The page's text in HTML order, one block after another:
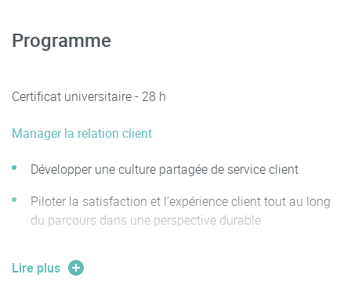
Programme
Certificat universitaire - 28 h
Manager la relation client
Développer une culture partagée de service client
Piloter la satisfaction et l’expérience client tout au long
du parcours dans une perspective durable
données client dans le respect de la réglementation
Lire plus